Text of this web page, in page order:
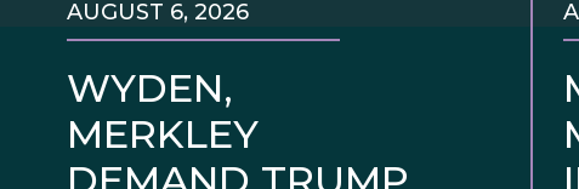
WYDEN,
MERKLEY
AUGUST 6, 2026